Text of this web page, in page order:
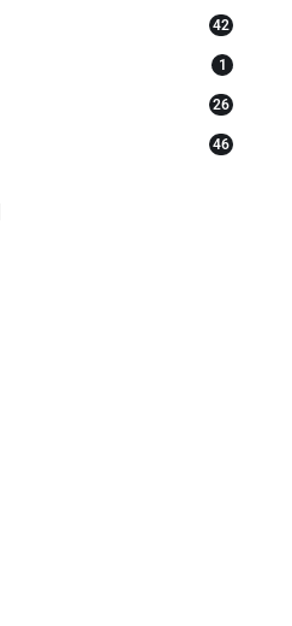
42
1
26
46